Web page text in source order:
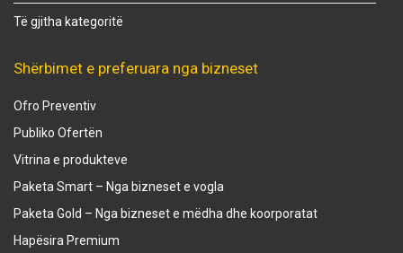
Të gjitha kategoritë
Shërbimet e preferuara nga bizneset
Ofro Preventiv
Publiko Ofertën
Vitrina e produkteve
Paketa Smart – Nga bizneset e vogla
Paketa Gold – Nga bizneset e mëdha dhe koorporatat
Hapësira Premium